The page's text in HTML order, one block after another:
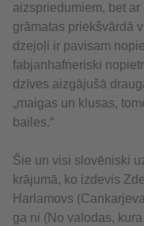
aizspriedumiem, bet
grāmatas priekšvārdā
dzejoļi ir pavisam
fabjanhafneriski
dzīves aizgājušā
„maigas un klusas,
bailes.“
Šie un visi slovēniski
krājumā, ko izdevis
Harlamovs
ga ni (No valodas,